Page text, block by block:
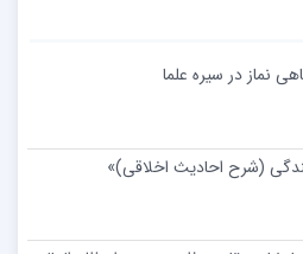
نماز در سیره علما
(شرح احادیث اخلاقی)»